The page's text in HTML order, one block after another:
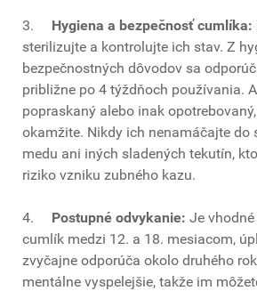
3. Hygiena a bezpečnosť cumlíka:
sterilizujte a kontrolujte ich stav. Z
bezpečnostných dôvodov sa
približne po 4 týždňoch používania.
popraskaný alebo inak
okamžite. Nikdy ich nenamáčajte do
medu ani iných sladených tekutín,
riziko vzniku zubného kazu.
4. Postupné odvykanie: Je
cumlík medzi 12. a 18. mesiacom,
zvyčajne odporúča okolo druhého
mentálne vyspelejšie, takže im